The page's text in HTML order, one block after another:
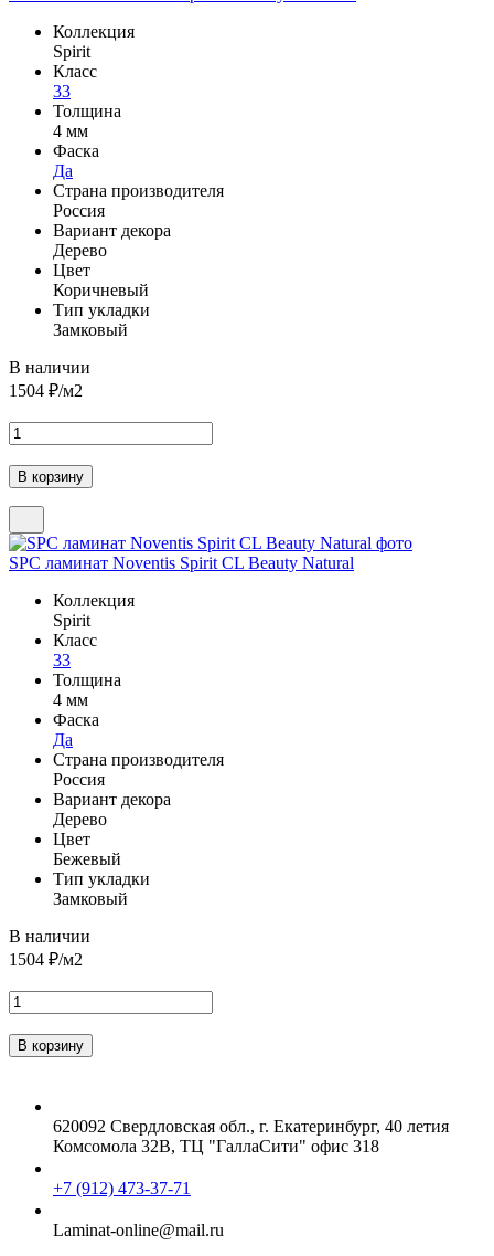
Коллекция
Spirit
Класс
33
Толщина
4 мм
Фаска
Да
Страна производителя
Россия
Вариант декора
Дерево
Цвет
Коричневый
Тип укладки
Замковый
В наличии
1504 ₽/м2
SPC ламинат Noventis Spirit CL Beauty Natural
Коллекция
Spirit
Класс
33
Толщина
4 мм
Фаска
Да
Страна производителя
Россия
Вариант декора
Дерево
Цвет
Бежевый
Тип укладки
Замковый
В наличии
1504 ₽/м2
620092 Свердловская обл., г. Екатеринбург, 40 летия
Комсомола 32В, ТЦ "ГаллаСити" офис 318
+7 (912) 473-37-71
Laminat-online@mail.ru